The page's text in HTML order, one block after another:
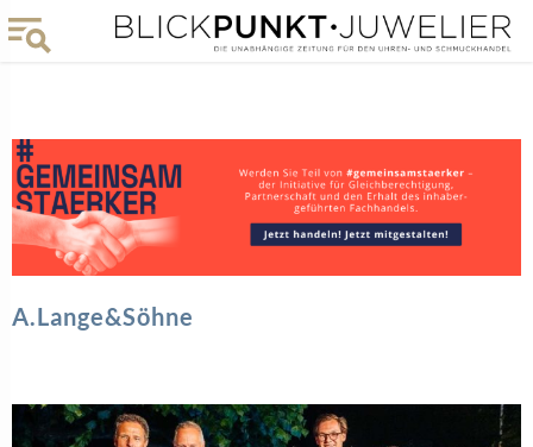
A.Lange&Söhne